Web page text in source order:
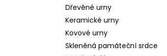
Dřevěné urny
Keramické urny
Kovové urny
Skleněná památeční srdce